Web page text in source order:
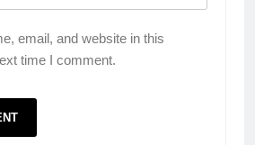
email, and website in this
time I comment.